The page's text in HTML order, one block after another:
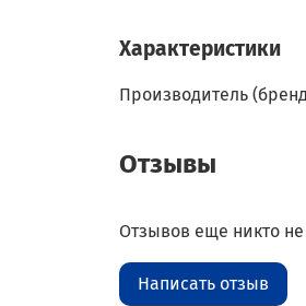
Характеристики
Производитель
Отзывы
Отзывов еще никто не
Написать отзыв